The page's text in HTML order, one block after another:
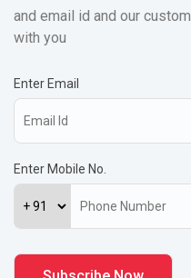
and email id and our
with you
Enter Email
Enter Mobile No.